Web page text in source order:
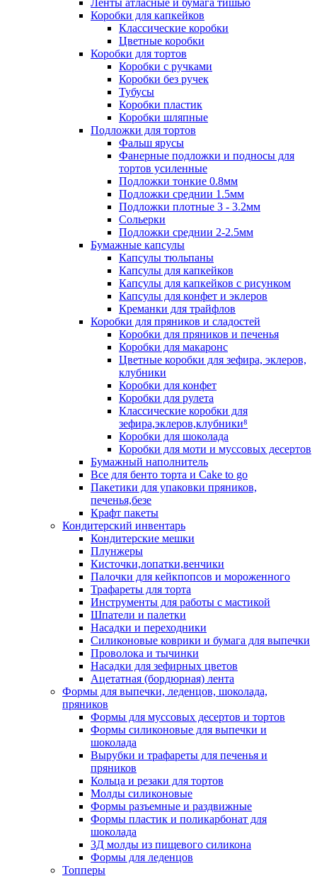
Ленты атласные и бумага тишью
Коробки для капкейков
Классические коробки
Цветные коробки
Коробки для тортов
Коробки с ручками
Коробки без ручек
Тубусы
Коробки пластик
Коробки шляпные
Подложки для тортов
Фальш ярусы
Фанерные подложки и подносы для
тортов усиленные
Подложки тонкие 0.8мм
Подложки среднии 1.5мм
Подложки плотные 3 - 3.2мм
Сольерки
Подложки среднии 2-2.5мм
Бумажные капсулы
Капсулы тюльпаны
Капсулы для капкейков
Капсулы для капкейков с рисунком
Капсулы для конфет и эклеров
Креманки для трайфлов
Коробки для пряников и сладостей
Коробки для пряников и печенья
Коробки для макаронс
Цветные коробки для зефира, эклеров,
клубники
Коробки для конфет
Коробки для рулета
Классические коробки для
зефира,эклеров,клубники⁸
Коробки для шоколада
Коробки для моти и муссовых десертов
Бумажный наполнитель
Все для бенто торта и Cake to go
Пакетики для упаковки пряников,
печенья,безе
Крафт пакеты
Кондитерский инвентарь
Кондитерские мешки
Плунжеры
Кисточки,лопатки,венчики
Палочки для кейкпопсов и мороженного
Трафареты для торта
Инструменты для работы с мастикой
Шпатели и палетки
Насадки и переходники
Силиконовые коврики и бумага для выпечки
Проволока и тычинки
Насадки для зефирных цветов
Ацетатная (бордюрная) лента
Формы для выпечки, леденцов, шоколада,
пряников
Формы для муссовых десертов и тортов
Формы силиконовые для выпечки и
шоколада
Вырубки и трафареты для печенья и
пряников
Кольца и резаки для тортов
Молды силиконовые
Формы разъемные и раздвижные
Формы пластик и поликарбонат для
шоколада
3Д молды из пищевого силикона
Формы для леденцов
Топперы